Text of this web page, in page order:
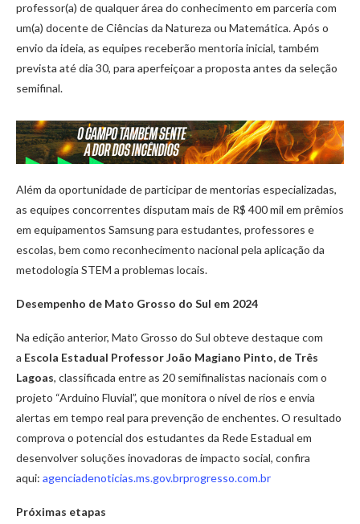
professor(a) de qualquer área do conhecimento em parceria com
um(a) docente de Ciências da Natureza ou Matemática. Após o
envio da ideia, as equipes receberão mentoria inicial, também
prevista até dia 30, para aperfeiçoar a proposta antes da seleção
semifinal.
Além da oportunidade de participar de mentorias especializadas,
as equipes concorrentes disputam mais de R$ 400 mil em prêmios
em equipamentos Samsung para estudantes, professores e
escolas, bem como reconhecimento nacional pela aplicação da
metodologia STEM a problemas locais.
Desempenho de Mato Grosso do Sul em 2024
Na edição anterior, Mato Grosso do Sul obteve destaque com
a Escola Estadual Professor João Magiano Pinto, de Três
Lagoas, classificada entre as 20 semifinalistas nacionais com o
projeto “Arduino Fluvial”, que monitora o nível de rios e envia
alertas em tempo real para prevenção de enchentes. O resultado
comprova o potencial dos estudantes da Rede Estadual em
desenvolver soluções inovadoras de impacto social, confira
aqui: agenciadenoticias.ms.gov.brprogresso.com.br
Próximas etapas